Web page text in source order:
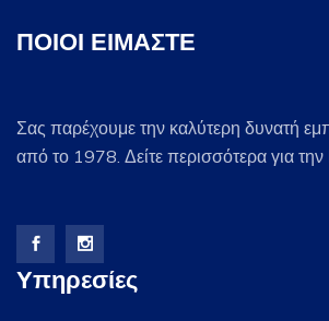
ΠΟΙΟΙ ΕΙΜΑΣΤΕ
Σας παρέχουμε την καλύτερη δυνατή
από το 1978. Δείτε περισσότερα για
Υπηρεσίες